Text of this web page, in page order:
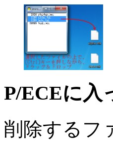
P/ECEに入
削除するフ